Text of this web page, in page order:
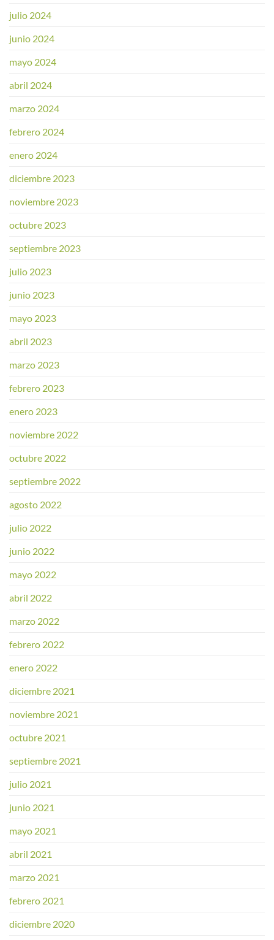
julio 2024
junio 2024
mayo 2024
abril 2024
marzo 2024
febrero 2024
enero 2024
diciembre 2023
noviembre 2023
octubre 2023
septiembre 2023
julio 2023
junio 2023
mayo 2023
abril 2023
marzo 2023
febrero 2023
enero 2023
noviembre 2022
octubre 2022
septiembre 2022
agosto 2022
julio 2022
junio 2022
mayo 2022
abril 2022
marzo 2022
febrero 2022
enero 2022
diciembre 2021
noviembre 2021
octubre 2021
septiembre 2021
julio 2021
junio 2021
mayo 2021
abril 2021
marzo 2021
febrero 2021
diciembre 2020